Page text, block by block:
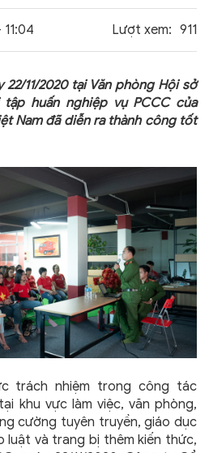
Lượt xem: 911
22/11/2020 tại Văn phòng Hội sở
huấn nghiệp vụ PCCC của
Nam đã diễn ra thành công tốt
trách nhiệm trong công tác
khu vực làm việc, văn phòng,
cường tuyên truyền, giáo dục
luật và trang bị thêm kiến thức,